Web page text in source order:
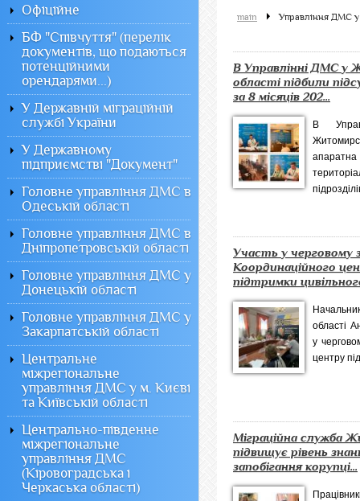
main Управління ДМС у
В Управлінні ДМС у
області підбили
за 8 місяців 202...
В
Участь у черговому
Координаційного
підтримки
області
у
центру
Міграційна служба
підвищує рівень
запобігання корупці...
Офiцiйне
БФ "Співчуття" (перелік
документів, що подаються
потенційними
орендарями...)
У Державній міграційній
службі України
У Державному
підприємстві "Документ"
Головне управління ДМС в
Одеській області
Головне управління ДМС в
Дніпропетровській області
Головне управління ДМС у
Донецькій області
Головне управління ДМС у
Закарпатській області
Центральне
міжрегіональне
управління ДМС у м. Києві
та Київській області
Центрально-південне
міжрегіональне
управління ДМС
(Кіровоградська і
Черкаська області)